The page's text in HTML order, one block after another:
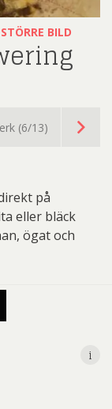
BILD
(6/13)
på
eller bläck
ögat och
i